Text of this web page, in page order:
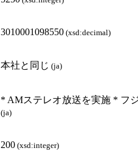
3010001098550 (xsd:decimal)
本社と同じ (ja)
* AMステレオ放送を実施 * フ
(ja)
200 (xsd:integer)